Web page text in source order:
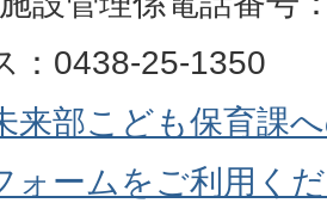
：0438-25-1350
来部こども保育課
ォームをご利用く